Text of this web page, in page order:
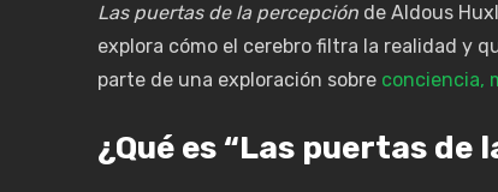
Las puertas de la percepciónde Aldous
explora cómo el cerebro filtra la realidad y
parte de una exploración sobre conciencia,
¿Qué es “Las puertas de